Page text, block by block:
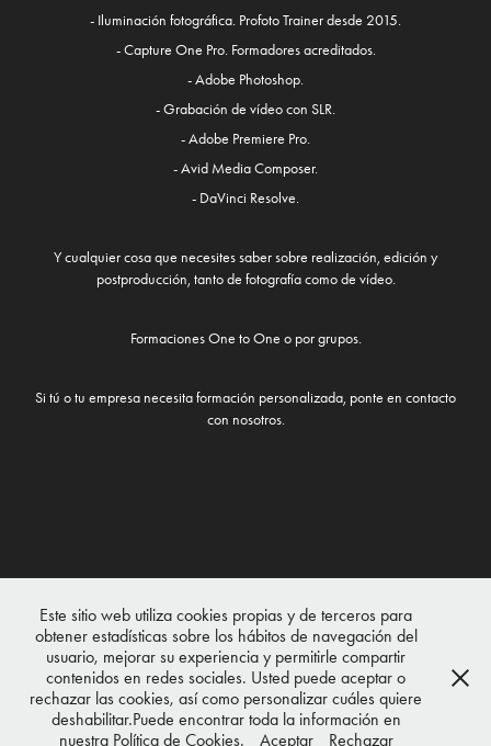
- Iluminación fotográfica. Profoto Trainer desde 2015.
- Capture One Pro. Formadores acreditados.
- Adobe Photoshop.
- Grabación de vídeo con SLR.
- Adobe Premiere Pro.
- Avid Media Composer.
- DaVinci Resolve.
Y cualquier cosa que necesites saber sobre realización, edición y
postproducción, tanto de fotografía como de vídeo.
Formaciones One to One o por grupos.
Si tú o tu empresa necesita formación personalizada, ponte en contacto
con nosotros.
Zona IV Producciones Audiovisuales, S.L. C/Alonso Cano, 66. 1º 2E.
Este sitio web utiliza cookies propias y de terceros para
obtener estadísticas sobre los hábitos de navegación del
usuario, mejorar su experiencia y permitirle compartir
contenidos en redes sociales. Usted puede aceptar o
rechazar las cookies, así como personalizar cuáles quiere
deshabilitar.Puede encontrar toda la información en
nuestra Política de Cookies.
Aceptar Rechazar